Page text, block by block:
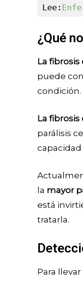
Lee:
¿Qué
La
puede
condición.
La
parálisis
la mayor
está
tratarla.
Para